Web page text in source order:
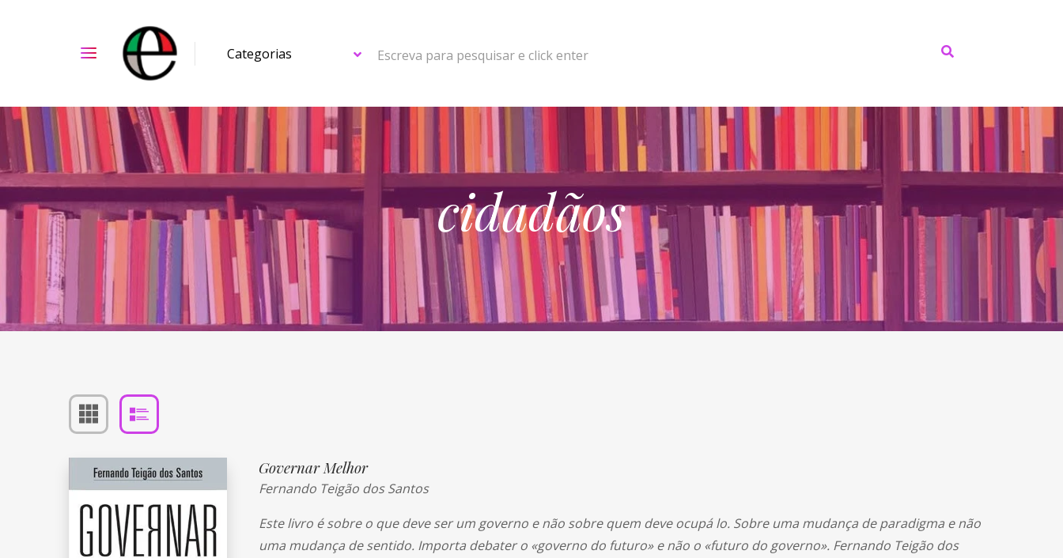
Escreva para pesquisar e click enter
cidadãos
Governar Melhor
Fernando Teigão dos Santos
Este livro é sobre o que deve ser um governo e não sobre quem deve ocupá lo. Sobre uma mudança de paradigma e não
uma mudança de sentido. Importa debater o «governo do futuro» e não o «futuro do governo». Fernando Teigão dos